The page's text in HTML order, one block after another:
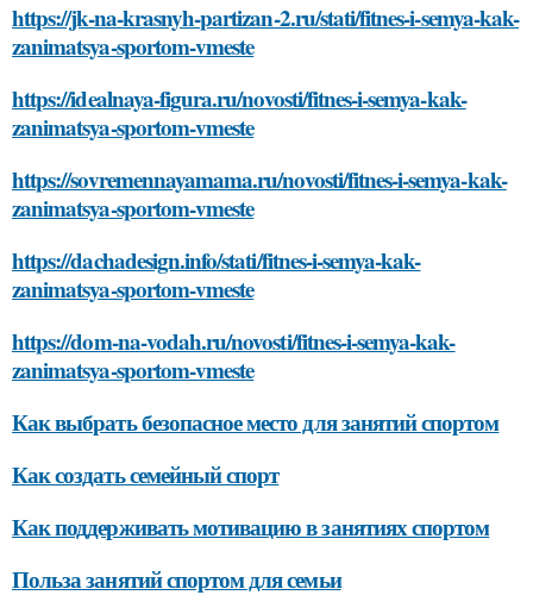
https://jk-na-krasnyh-partizan-2.ru/stati/fitnes-i-semya-kak-
zanimatsya-sportom-vmeste
https://idealnaya-figura.ru/novosti/fitnes-i-semya-kak-
zanimatsya-sportom-vmeste
https://sovremennayamama.ru/novosti/fitnes-i-semya-kak-
zanimatsya-sportom-vmeste
https://dachadesign.info/stati/fitnes-i-semya-kak-
zanimatsya-sportom-vmeste
https://dom-na-vodah.ru/novosti/fitnes-i-semya-kak-
zanimatsya-sportom-vmeste
Как выбрать безопасное место для занятий спортом
Как создать семейный спорт
Как поддерживать мотивацию в занятиях спортом
Польза занятий спортом для семьи